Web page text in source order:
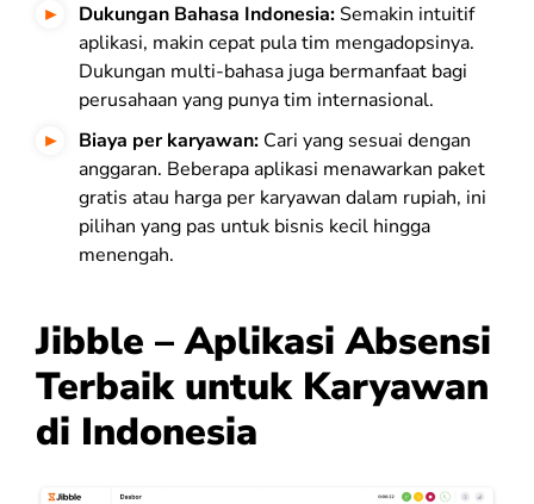
Dukungan Bahasa Indonesia: Semakin intuitif
aplikasi, makin cepat pula tim mengadopsinya.
Dukungan multi-bahasa juga bermanfaat bagi
perusahaan yang punya tim internasional.
Biaya per karyawan: Cari yang sesuai dengan
anggaran. Beberapa aplikasi menawarkan paket
gratis atau harga per karyawan dalam rupiah, ini
pilihan yang pas untuk bisnis kecil hingga
menengah.
Jibble – Aplikasi Absensi
Terbaik untuk Karyawan
di Indonesia